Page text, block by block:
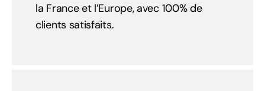
la France et l’Europe, avec 100% de
clients satisfaits.